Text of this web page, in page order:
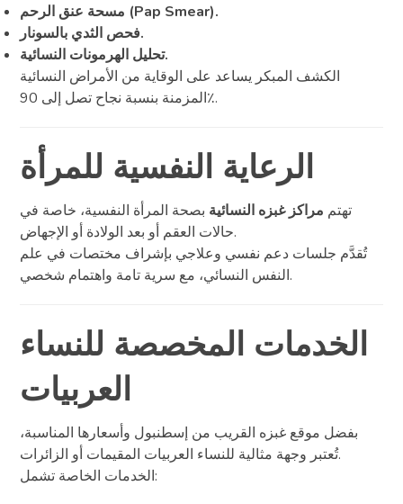
مسحة عنق الرحم (Pap Smear).
فحص الثدي بالسونار.
تحليل الهرمونات النسائية.
الكشف المبكر يساعد على الوقاية من الأمراض النسائية
المزمنة بنسبة نجاح تصل إلى 90٪.
الرعاية النفسية للمرأة
تهتم مراكز غبزه النسائية بصحة المرأة النفسية، خاصة في
حالات العقم أو بعد الولادة أو الإجهاض.
تُقدَّم جلسات دعم نفسي وعلاجي بإشراف مختصات في علم
النفس النسائي، مع سرية تامة واهتمام شخصي.
الخدمات المخصصة للنساء
العربيات
بفضل موقع غبزه القريب من إسطنبول وأسعارها المناسبة،
تُعتبر وجهة مثالية للنساء العربيات المقيمات أو الزائرات.
الخدمات الخاصة تشمل: